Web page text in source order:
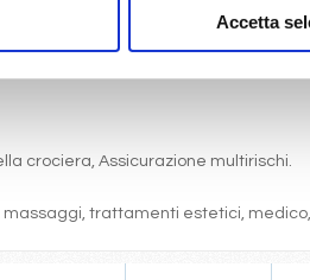
Accetta
bordo, i balli e le feste in programma
lettini, teli mare, palestra,
crociera, Assicurazione multirischi.
massaggi, trattamenti estetici,